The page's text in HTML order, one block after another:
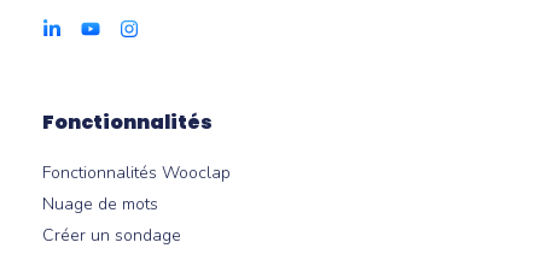
Fonctionnalités
Fonctionnalités Wooclap
Nuage de mots
Créer un sondage